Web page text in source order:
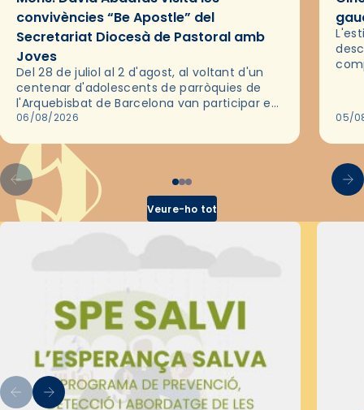
convivències “Be Apostle” del
Secretariat Diocesà de Pastoral amb
Joves
Del 28 de juliol al 2 d'agost, al voltant d'un
centenar d'adolescents de parròquies de
l'Arquebisbat de Barcelona van participar en
les convivències Be Apostle, organitzades
06/08/2026 05/
Veure-ho tot